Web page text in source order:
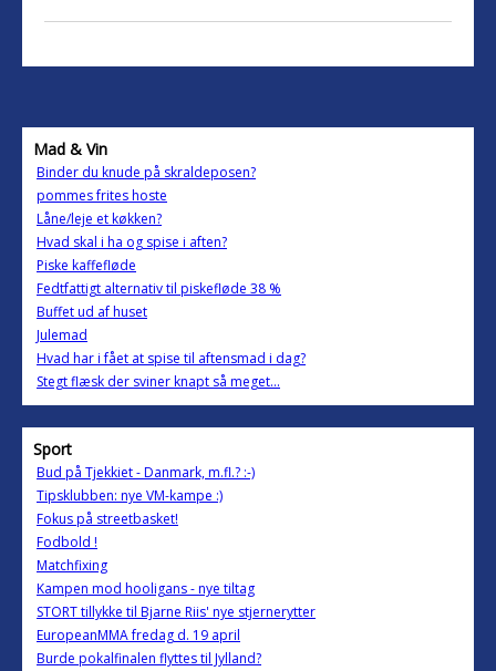
Mad & Vin
Binder du knude på skraldeposen?
pommes frites hoste
Låne/leje et køkken?
Hvad skal i ha og spise i aften?
Piske kaffefløde
Fedtfattigt alternativ til piskefløde 38 %
Buffet ud af huset
Julemad
Hvad har i fået at spise til aftensmad i dag?
Stegt flæsk der sviner knapt så meget...
Sport
Bud på Tjekkiet - Danmark, m.fl.? :-)
Tipsklubben: nye VM-kampe :)
Fokus på streetbasket!
Fodbold !
Matchfixing
Kampen mod hooligans - nye tiltag
STORT tillykke til Bjarne Riis' nye stjernerytter
EuropeanMMA fredag d. 19 april
Burde pokalfinalen flyttes til Jylland?